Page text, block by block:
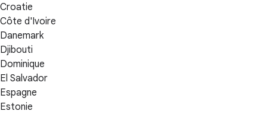
Croatie
Côte d'Ivoire
Danemark
Djibouti
Dominique
El Salvador
Espagne
Estonie